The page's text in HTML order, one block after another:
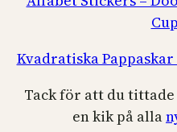
Kvadratiska Pappaskar
Tack för att du
en kik på alla